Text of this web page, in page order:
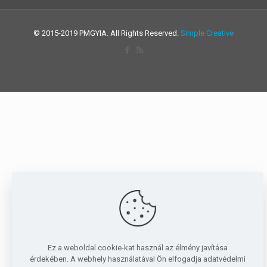
© 2015-2019 PMGYIA. All Rights Reserved. Simple Creative
Ez a weboldal cookie-kat használ az élmény javítása
érdekében. A webhely használatával Ön elfogadja adatvédelmi